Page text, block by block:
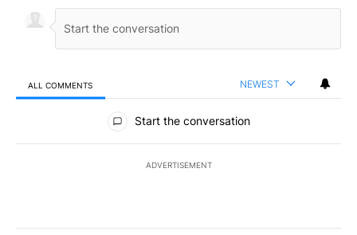
ALL COMMENTS NEWEST
All Comments
Start the conversation
ADVERTISEMENT